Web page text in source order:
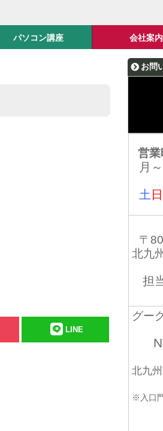
パソコン講座 会社案内
LINE
お問
営業
月
土
〒
北九
担
グー
北九
※入口